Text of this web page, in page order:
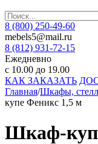
8 (800) 250-49-60
mebels5@mail.ru
8 (812) 931-72-15
Ежедневно
с 10.00 до 19.00
КАК ЗАКАЗАТЬ
Главная/Шкафы,
купе Феникс 1,5 м
Шкаф-